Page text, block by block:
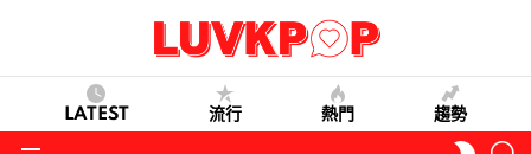
LATEST 流行 熱門 趨勢